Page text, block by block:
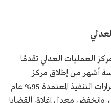
العمليات العدلي تقدمًا
أشهر من إطلاق مركز
العمليات العدلي، إذ بلغت نسبة قرارات التنفيذ المعتمدة 95% عام
2020م، بعد أن كانت 80%، وانخفض معدل إغلاق القضايا